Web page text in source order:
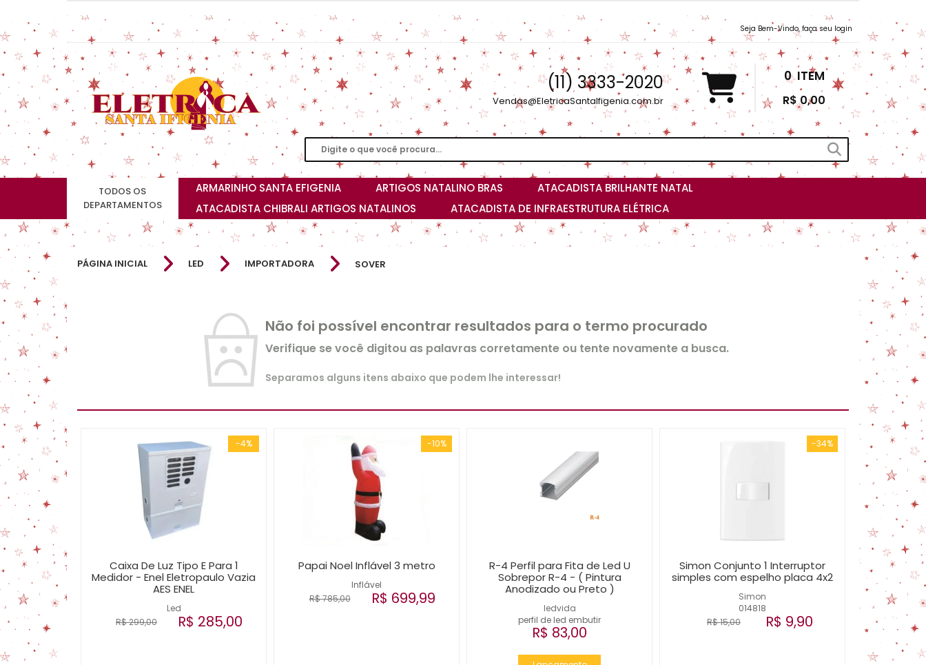
Seja Bem-Vindo, faça seu login
(11) 3333-2020
Vendas@EletricaSantaIfigenia.com.br
0 ITEM
R$ 0,00
TODOS OS
DEPARTAMENTOS
ARMARINHO SANTA EFIGENIA ARTIGOS NATALINO BRAS
ATACADISTA BRILHANTE NATAL
ATACADISTA CHIBRALI ARTIGOS NATALINOS
ATACADISTA DE INFRAESTRUTURA ELÉTRICA
PÁGINA INICIAL LED IMPORTADORA SOVER
Não foi possível encontrar resultados para o termo procurado
Verifique se você digitou as palavras corretamente ou tente novamente a busca.
Separamos alguns itens abaixo que podem lhe interessar!
-4%
Led
Caixa De Luz Tipo E Para 1
Medidor - Enel Eletropaulo Vazia
AES ENEL
R$ 299,00 R$ 285,00
-10%
Inflável
Papai Noel Inflável 3 metro
R$ 785,00 R$ 699,99
ledvida
perfil de led embutir
R-4 Perfil para Fita de Led U
Sobrepor R-4 - ( Pintura
Anodizado ou Preto )
R$ 83,00
-34%
Simon
014818
Simon Conjunto 1 Interruptor
simples com espelho placa 4x2
R$ 15,00 R$ 9,90